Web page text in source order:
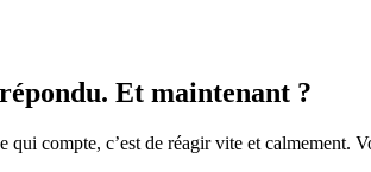
Et maintenant ?
compte, c’est de réagir vite et calmement.